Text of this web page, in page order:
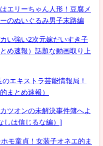
エリーちゃん人形！豆腐メ
のぬいぐるみ男子末路編
い強い2次元嫁だいすき子
め速報）話題な動画取り上
エキストラ芸能情報局！
まとめ速報）
ツオンの未解決事件簿へよ
しは信じるな編）]
童貞！女装子オネエ的ま